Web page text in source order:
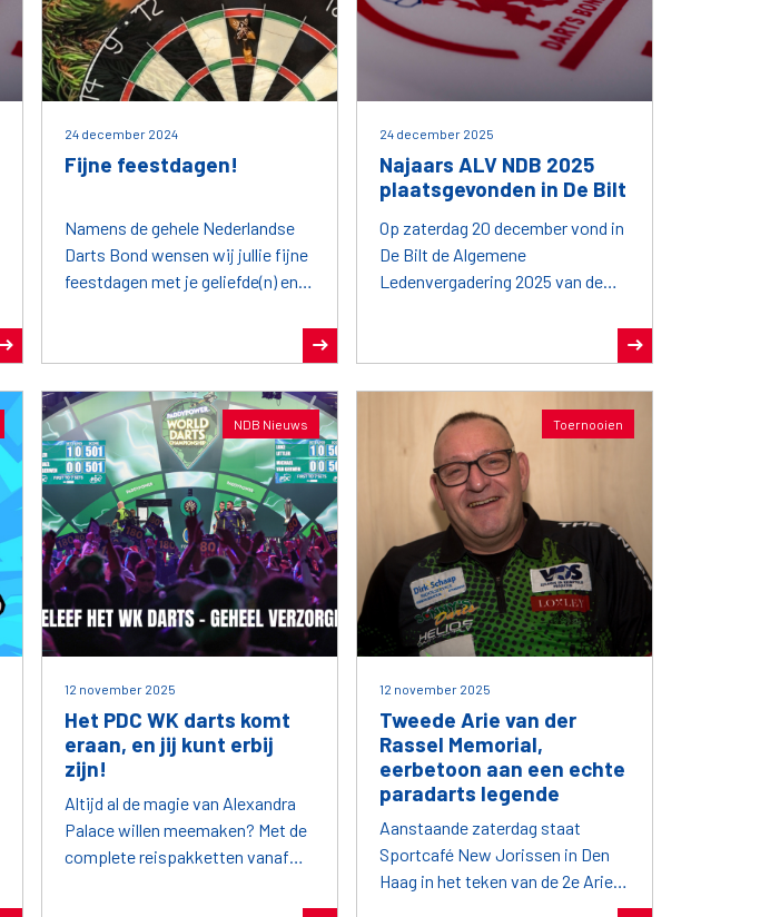
24 december 2024
Fijne feestdagen!
Namens de gehele Nederlandse
Darts Bond wensen wij jullie fijne
feestdagen met je geliefde(n) en
24 december 2025
Najaars ALV NDB 2025
plaatsgevonden in De Bilt
Op zaterdag 20 december vond in
De Bilt de Algemene
Ledenvergadering 2025 van de
NDB Nieuws
12 november 2025
Het PDC WK darts komt
eraan, en jij kunt erbij
zijn!
Altijd al de magie van Alexandra
Palace willen meemaken? Met de
complete reispakketten vanaf
Toernooien
12 november 2025
Tweede Arie van der
Rassel Memorial,
eerbetoon aan een echte
paradarts legende
Aanstaande zaterdag staat
Sportcafé New Jorissen in Den
Haag in het teken van de 2e Arie